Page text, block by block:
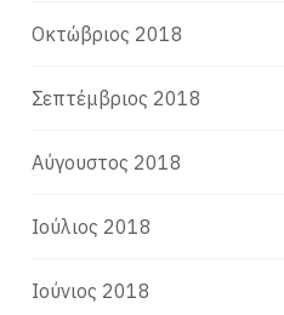
Οκτώβριος 2018
Σεπτέμβριος 2018
Αύγουστος 2018
Ιούλιος 2018
Ιούνιος 2018